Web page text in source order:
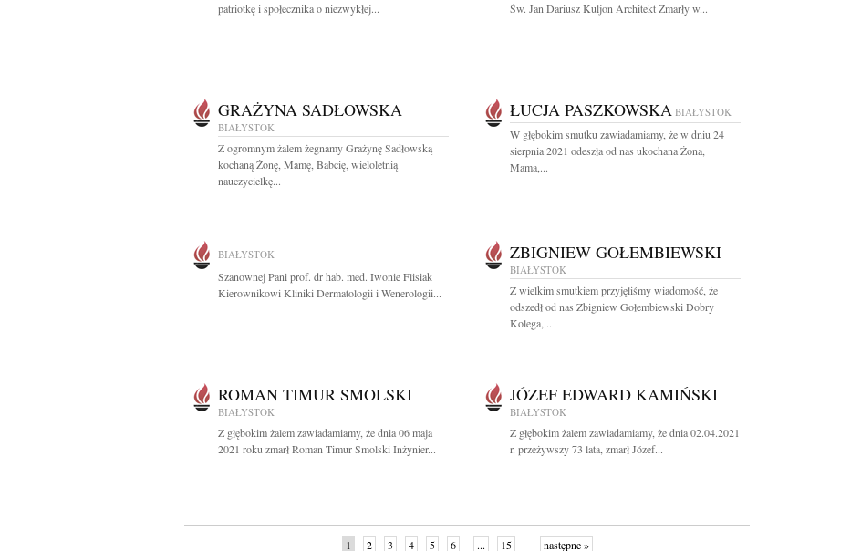
patriotkę i społecznika o niezwykłej...
Św. Jan Dariusz Kuljon Architekt Zmarły w...
GRAŻYNA SADŁOWSKA
BIAŁYSTOK
Z ogromnym żalem żegnamy Grażynę Sadłowską
kochaną Żonę, Mamę, Babcię, wieloletnią
nauczycielkę...
ŁUCJA PASZKOWSKA BIAŁYSTOK
W głębokim smutku zawiadamiamy, że w dniu 24
sierpnia 2021 odeszła od nas ukochana Żona,
Mama,...
BIAŁYSTOK
Szanownej Pani prof. dr hab. med. Iwonie Flisiak
Kierownikowi Kliniki Dermatologii i Wenerologii...
ZBIGNIEW GOŁEMBIEWSKI
BIAŁYSTOK
Z wielkim smutkiem przyjęliśmy wiadomość, że
odszedł od nas Zbigniew Gołembiewski Dobry
Kolega,...
ROMAN TIMUR SMOLSKI
BIAŁYSTOK
Z głębokim żalem zawiadamiamy, że dnia 06 maja
2021 roku zmarł Roman Timur Smolski Inżynier...
JÓZEF EDWARD KAMIŃSKI
BIAŁYSTOK
Z głębokim żalem zawiadamiamy, że dnia 02.04.2021
r. przeżywszy 73 lata, zmarł Józef...
1 2 3 4 5 6 ... 15 następne »